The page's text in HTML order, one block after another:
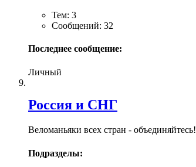
Тем: 3
Сообщений: 32
Последнее сообщение:
Личный
Россия и СНГ
Веломаньяки всех стран - объединяйтесь!
Подразделы: